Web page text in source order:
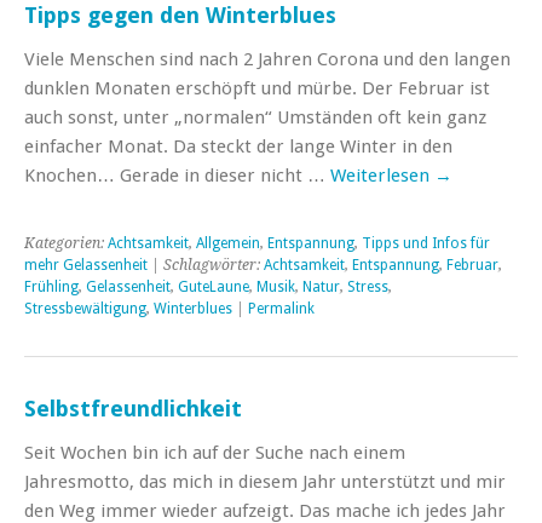
Tipps gegen den Winterblues
Viele Menschen sind nach 2 Jahren Corona und den langen
dunklen Monaten erschöpft und mürbe. Der Februar ist
auch sonst, unter „normalen“ Umständen oft kein ganz
einfacher Monat. Da steckt der lange Winter in den
Knochen… Gerade in dieser nicht … Weiterlesen →
Kategorien: Achtsamkeit, Allgemein, Entspannung, Tipps und Infos für
mehr Gelassenheit | Schlagwörter: Achtsamkeit, Entspannung, Februar,
Frühling, Gelassenheit, GuteLaune, Musik, Natur, Stress,
Stressbewältigung, Winterblues Permalink
Selbstfreundlichkeit
Seit Wochen bin ich auf der Suche nach einem
Jahresmotto, das mich in diesem Jahr unterstützt und mir
den Weg immer wieder aufzeigt. Das mache ich jedes Jahr